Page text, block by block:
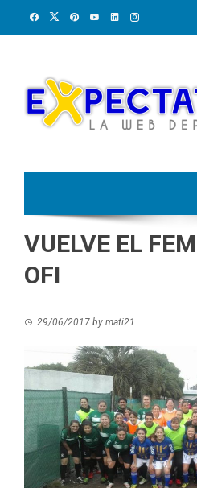
VUELVE EL
OFI
29/06/2017 by mati21